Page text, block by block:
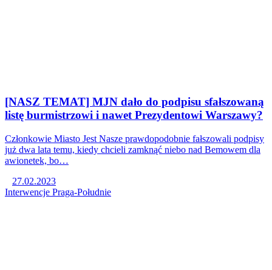
[NASZ TEMAT] MJN dało do podpisu sfałszowaną
listę burmistrzowi i nawet Prezydentowi Warszawy?
Członkowie Miasto Jest Nasze prawdopodobnie fałszowali podpisy
już dwa lata temu, kiedy chcieli zamknąć niebo nad Bemowem dla
awionetek, bo…
27.02.2023
Interwencje Praga-Południe